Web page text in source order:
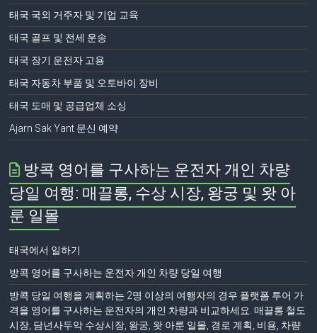
태국 국외 거주자 및 기업 교육
태국 골프 및 전세 운송
태국 장기 운전자 고용
태국 자동차 부품 및 오토바이 장비
태국 도매 및 공급업체 소싱
Ajarn Sak Yant 문신 예약
방콕 영어를 구사하는 운전자 개인 차량
당일 여행: 매끌롱, 수상 시장, 왕궁 및 왓 아
룬 일몰
태국에서 일하기
방콕 영어를 구사하는 운전자 개인 차량 당일 여행
방콕 당일 여행을 계획하는 2명 이상의 여행자의 경우 플랫폼 투어 가
격을 영어를 구사하는 운전자의 개인 차량과 비교하세요. 매끌롱 철도
시장, 담넌사두악 수상시장, 왕궁, 왓 아룬 일몰, 경로 계획, 비용, 차량